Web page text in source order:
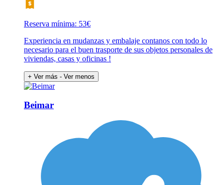
Reserva mínima: 53€
Experiencia en mudanzas y embalaje contanos con todo lo
necesario para el buen trasporte de sus objetos personales de
viviendas, casas y oficinas !
+ Ver más - Ver menos
Beimar